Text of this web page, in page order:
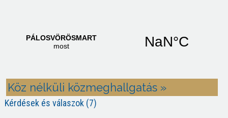
Köz nélküli közmeghallgatás »
Kérdések és válaszok (7)